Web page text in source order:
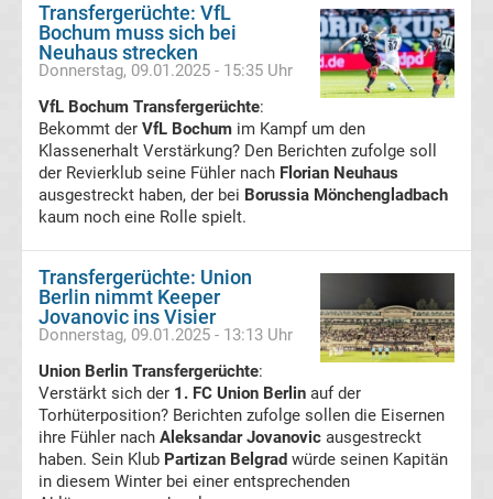
Liste
App
kostenlos
Bundesliga
Live
Bundesliga
Meister
Transfergerüchte: VfL
Bochum muss sich bei
Neuhaus strecken
Donnerstag, 09.01.2025 - 15:35 Uhr
VfL Bochum Transfergerüchte:
Bekommt der VfL Bochum im Kampf um den
Klassenerhalt Verstärkung? Den Berichten zufolge soll
der Revierklub seine Fühler nach Florian Neuhaus
ausgestreckt haben, der bei Borussia Mönchengladbach
kaum noch eine Rolle spielt.
Transfergerüchte: Union
Berlin nimmt Keeper
Jovanovic ins Visier
Donnerstag, 09.01.2025 - 13:13 Uhr
Union Berlin Transfergerüchte:
Verstärkt sich der 1. FC Union Berlin auf der
Torhüterposition? Berichten zufolge sollen die Eisernen
ihre Fühler nach Aleksandar Jovanovic ausgestreckt
haben. Sein Klub Partizan Belgrad würde seinen Kapitän
in diesem Winter bei einer entsprechenden